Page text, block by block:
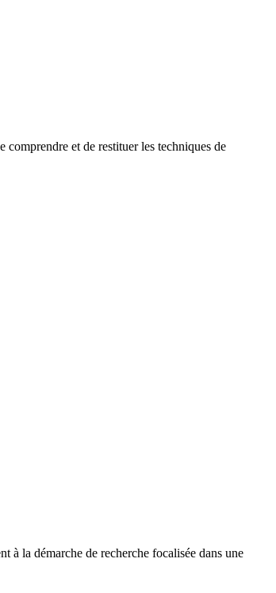
et de restituer les techniques de
à la démarche de recherche focalisée dans une